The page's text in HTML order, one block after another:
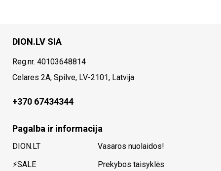
DION.LV SIA
Reg.nr. 40103648814
Celares 2A, Spilve, LV-2101, Latvija
+370 67434344
Pagalba ir informacija
DION.LT
⚡SALE
Vasaros nuolaidos!
Prekybos taisyklės